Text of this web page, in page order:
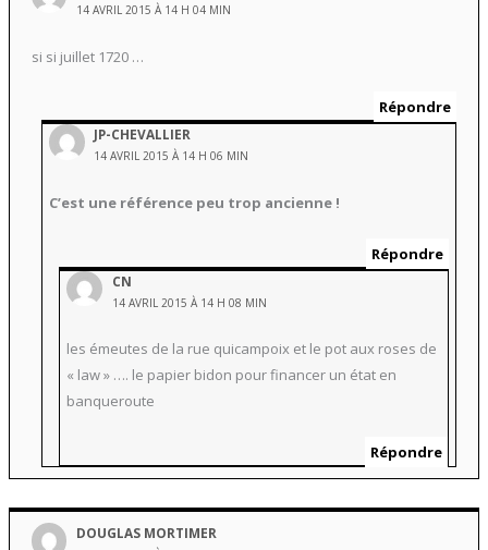
14 AVRIL 2015 À 14 H 04 MIN
si si juillet 1720 …
Répondre
JP-CHEVALLIER
14 AVRIL 2015 À 14 H 06 MIN
C’est une référence peu trop ancienne !
Répondre
CN
14 AVRIL 2015 À 14 H 08 MIN
les émeutes de la rue quicampoix et le pot aux roses de
« law » …. le papier bidon pour financer un état en
banqueroute
Répondre
DOUGLAS MORTIMER